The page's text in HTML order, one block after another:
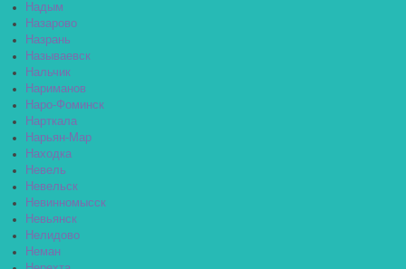
Надым
Назарово
Назрань
Называевск
Нальчик
Нариманов
Наро-Фоминск
Нарткала
Нарьян-Мар
Находка
Невель
Невельск
Невинномысск
Невьянск
Нелидово
Неман